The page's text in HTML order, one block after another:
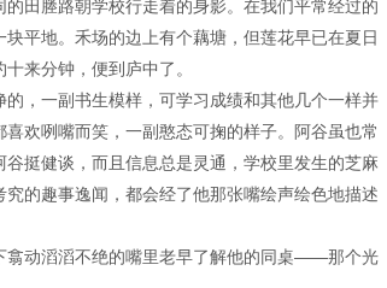
田塍路朝学校行走着的身影。在我们平常经过的
平地。禾场的边上有个藕塘，但莲花早已在夏日
来分钟，便到庐中了。
，一副书生模样，可学习成绩和其他几个一样并
欢咧嘴而笑，一副憨态可掬的样子。阿谷虽也常
挺健谈，而且信息总是灵通，学校里发生的芝麻
的趣事逸闻，都会经了他那张嘴绘声绘色地描述
翕动滔滔不绝的嘴里老早了解他的同桌——那个光